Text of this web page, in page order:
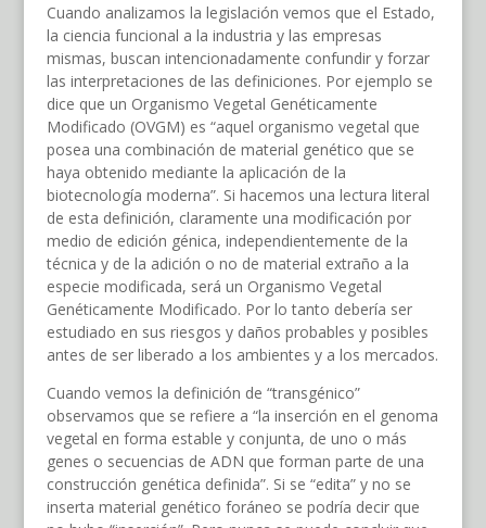
Cuando analizamos la legislación vemos que el Estado,
la ciencia funcional a la industria y las empresas
mismas, buscan intencionadamente confundir y forzar
las interpretaciones de las definiciones. Por ejemplo se
dice que un Organismo Vegetal Genéticamente
Modificado (OVGM) es “aquel organismo vegetal que
posea una combinación de material genético que se
haya obtenido mediante la aplicación de la
biotecnología moderna”. Si hacemos una lectura literal
de esta definición, claramente una modificación por
medio de edición génica, independientemente de la
técnica y de la adición o no de material extraño a la
especie modificada, será un Organismo Vegetal
Genéticamente Modificado. Por lo tanto debería ser
estudiado en sus riesgos y daños probables y posibles
antes de ser liberado a los ambientes y a los mercados.
Cuando vemos la definición de “transgénico”
observamos que se refiere a “la inserción en el genoma
vegetal en forma estable y conjunta, de uno o más
genes o secuencias de ADN que forman parte de una
construcción genética definida”. Si se “edita” y no se
inserta material genético foráneo se podría decir que